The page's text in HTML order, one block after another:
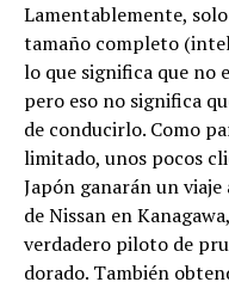
Lamentablemente,
tamaño completo
lo que significa que no
pero eso no significa
de conducirlo. Como
limitado, unos pocos
Japón ganarán un
de Nissan en
verdadero piloto de
dorado. También